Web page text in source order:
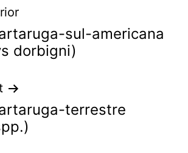
sul-americana
dorbigni)
terrestre